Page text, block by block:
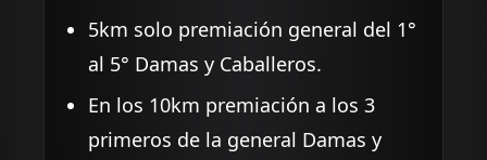
5km solo premiación general del 1°
al 5° Damas y Caballeros.
En los 10km premiación a los 3
primeros de la general Damas y